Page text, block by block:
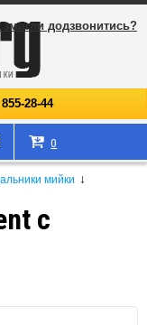
855-28-44
змогли додзвонитись?
0
мийки ↓
с